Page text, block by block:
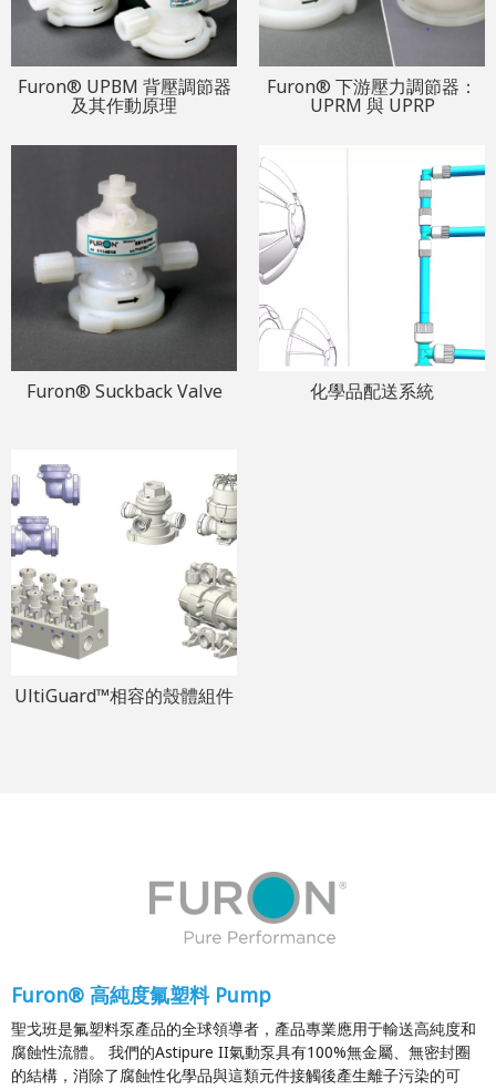
Furon® UPBM 背壓調節器
及其作動原理
Furon® 下游壓力調節器：
UPRM 與 UPRP
Furon® Suckback Valve 化學品配送系統
UltiGuard™相容的殼體組件
Furon® 高純度氟塑料 Pump
聖戈班是氟塑料泵產品的全球領導者，產品專業應用于輸送高純度和
腐蝕性流體。 我們的Astipure II氣動泵具有100%無金屬、無密封圈
的結構，消除了腐蝕性化學品與這類元件接觸後產生離子污染的可